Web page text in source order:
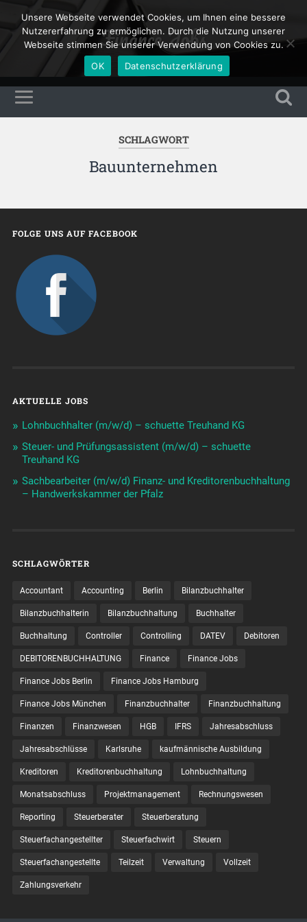
Finance Jobs
SCHLAGWORT
Bauunternehmen
FOLGE UNS AUF FACEBOOK
AKTUELLE JOBS
Lohnbuchhalter (m/w/d) – schuette Treuhand KG
Steuer- und Prüfungsassistent (m/w/d) – schuette
Treuhand KG
Sachbearbeiter (m/w/d) Finanz- und Kreditorenbuchhaltung
– Handwerkskammer der Pfalz
SCHLAGWÖRTER
Accountant Accounting Berlin Bilanzbuchhalter
Bilanzbuchhalterin Bilanzbuchhaltung Buchhalter
Buchhaltung Controller Controlling DATEV Debitoren
DEBITORENBUCHHALTUNG Finance Finance Jobs
Finance Jobs Berlin Finance Jobs Hamburg
Finance Jobs München Finanzbuchhalter Finanzbuchhaltung
Finanzen Finanzwesen HGB IFRS Jahresabschluss
Jahresabschlüsse Karlsruhe kaufmännische Ausbildung
Kreditoren Kreditorenbuchhaltung Lohnbuchhaltung
Monatsabschluss Projektmanagement Rechnungswesen
Reporting Steuerberater Steuerberatung
Steuerfachangestellter Steuerfachwirt Steuern
Steuer­fach­ange­stellte Teilzeit Verwaltung Vollzeit
Zahlungsverkehr
Unsere Webseite verwendet Cookies, um Ihnen eine bessere
Nutzererfahrung zu ermöglichen. Durch die Nutzung unserer
Webseite stimmen Sie unserer Verwendung von Cookies zu.
OK
Datenschutzerklärung